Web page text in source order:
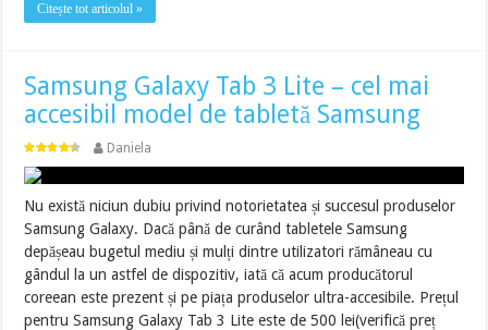
Citește tot articolul »
Samsung Galaxy Tab 3 Lite – cel mai
accesibil model de tabletă Samsung
Daniela
Nu există niciun dubiu privind notorietatea și succesul produselor
Samsung Galaxy. Dacă până de curând tabletele Samsung
depășeau bugetul mediu și mulți dintre utilizatori rămâneau cu
gândul la un astfel de dispozitiv, iată că acum producătorul
coreean este prezent și pe piața produselor ultra-accesibile. Prețul
pentru Samsung Galaxy Tab 3 Lite este de 500 lei(verifică preț